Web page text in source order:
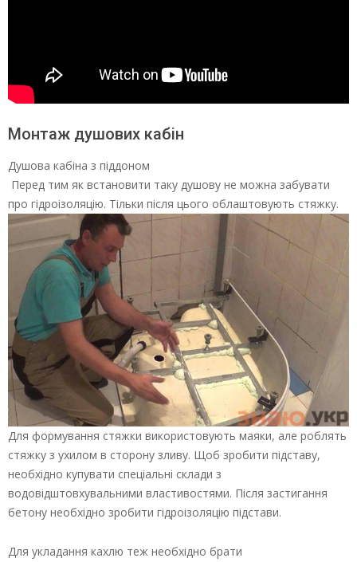
Монтаж душових кабін
Душова кабіна з піддоном
Перед тим як встановити таку душову не можна забувати
про гідроізоляцію. Тільки після цього облаштовують стяжку.
Для формування стяжки використовують маяки, але роблять
стяжку з ухилом в сторону зливу. Щоб зробити підставу,
необхідно купувати спеціальні склади з
водовідштовхувальними властивостями. Після застигання
бетону необхідно зробити гідроізоляцію підстави.
Для укладання кахлю теж необхідно брати